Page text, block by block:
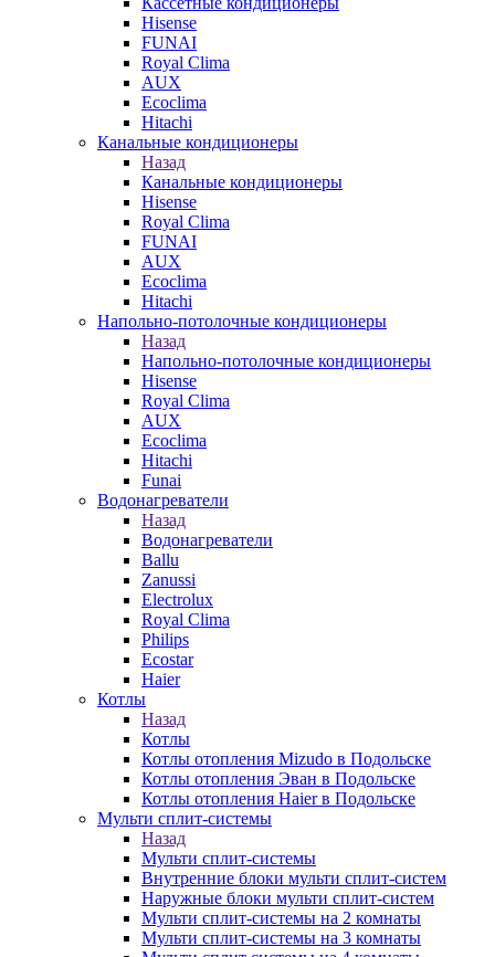
Hisense
FUNAI
Royal Clima
AUX
Ecoclima
Hitachi
Канальные кондиционеры
Назад
Канальные кондиционеры
Hisense
Royal Clima
FUNAI
AUX
Ecoclima
Hitachi
Напольно-потолочные кондиционеры
Назад
Напольно-потолочные кондиционеры
Hisense
Royal Clima
AUX
Ecoclima
Hitachi
Funai
Водонагреватели
Назад
Водонагреватели
Ballu
Zanussi
Electrolux
Royal Clima
Philips
Ecostar
Haier
Котлы
Назад
Котлы
Котлы отопления Mizudo в Подольске
Котлы отопления Эван в Подольске
Котлы отопления Haier в Подольске
Мульти сплит-системы
Назад
Мульти сплит-системы
Внутренние блоки мульти сплит-систем
Наружные блоки мульти сплит-систем
Мульти сплит-системы на 2 комнаты
Мульти сплит-системы на 3 комнаты